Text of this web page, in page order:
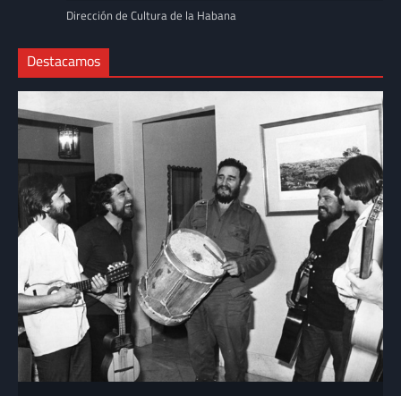
Dirección de Cultura de la Habana
Destacamos